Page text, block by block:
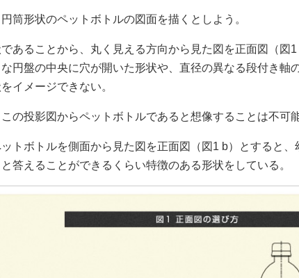
筒形状のペットボトルの図面を描くとしよう。
あることから、丸く見える方向から見た図を正面図（図
円盤の中央に穴が開いた形状や、直径の異なる段付き軸
イメージできない。
の投影図からペットボトルであると想像することは不可
トボトルを側面から見た図を正面図（図1 b）とすると、
答えることができるくらい特徴のある形状をしている。